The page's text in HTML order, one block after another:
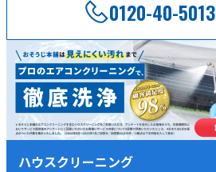
0120-40-5013
ハウスクリーニング